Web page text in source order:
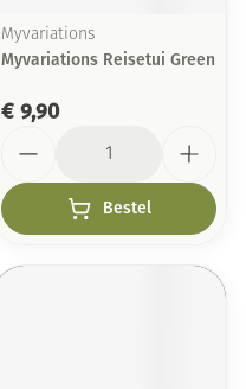
Myvariations
Myvariations Reisetui Green
€ 9,90
Bestel